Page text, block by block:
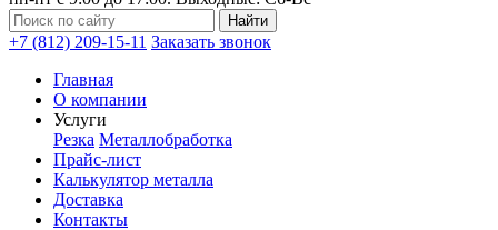
+7 (812) 209-15-11 Заказать звонок
Главная
О компании
Услуги
Резка Металлобработка
Прайс-лист
Калькулятор металла
Доставка
Контакты